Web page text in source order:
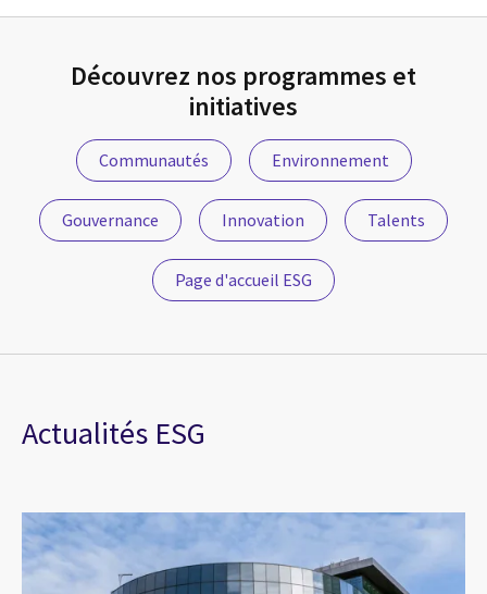
Découvrez nos programmes et
initiatives
Communautés Environnement
Gouvernance Innovation Talents
Page d'accueil ESG
Actualités ESG